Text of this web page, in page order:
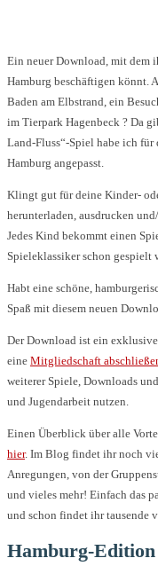
Ein neuer Download, mit dem
Hamburg beschäftigen könnt.
Baden am Elbstrand, ein
im Tierpark Hagenbeck ? Da
Land-Fluss“-Spiel habe ich
Hamburg angepasst.
Klingt gut für deine Kinder-
herunterladen, ausdrucken
Jedes Kind bekommt einen
Spieleklassiker schon gespielt
Habt eine schöne,
Spaß mit diesem neuen
Der Download ist ein
eine Mitgliedschaft
weiterer Spiele, Downloads
und Jugendarbeit nutzen.
Einen Überblick über alle
hier. Im Blog findet ihr noch
Anregungen, von der
und vieles mehr! Einfach das
und schon findet ihr tausende
Hamburg-